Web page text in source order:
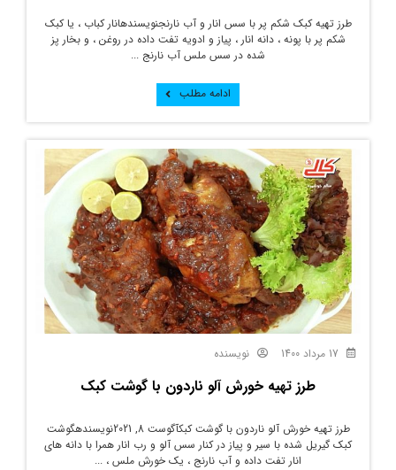
طرز تهیه کبک شکم پر با سس انار و آب نارنجنویسندهانار کباب ، یا کبک
شکم پر با پونه ، دانه انار ، پیاز و ادویه تفت داده در روغن ، و بخار پز
شده در سس ملس آب نارنج ...
ادامه مطلب
نویسنده
طرز تهیه خورش آلو ناردون با گوشت کبک
طرز تهیه خورش آلو ناردون با گوشت کبکآگوست 8, 2021نویسندهگوشت
کبک گیریل شده با سیر و پیاز در کنار سس آلو و رب انار همرا با دانه های
انار تفت داده و آب نارنج ، یک خورش ملس ، ...